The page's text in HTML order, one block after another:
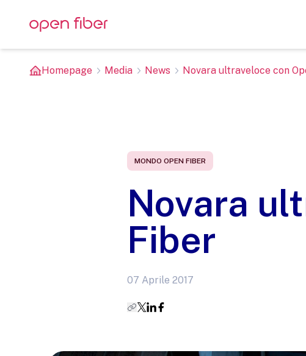
Homepage Media News Novara ultraveloce con
MONDO OPEN FIBER
Novara
Fiber
07 Aprile 2017